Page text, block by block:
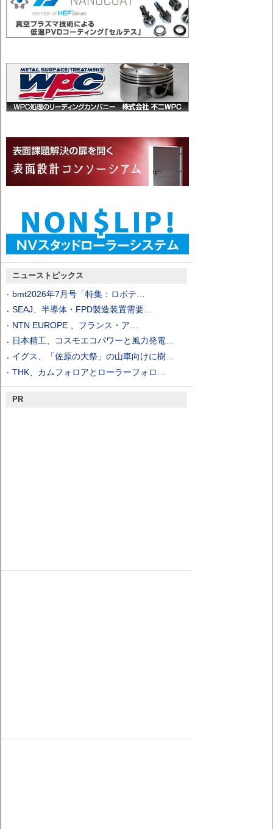
ニューストピックス
bmt2026年7月号「特集：ロボテ…
SEAJ、半導体・FPD製造装置需要…
NTN EUROPE 、フランス・ア…
日本精工、コスモエコパワーと風力発電…
イグス、「佐原の大祭」の山車向けに樹…
THK、カムフォロアとローラーフォロ…
PR